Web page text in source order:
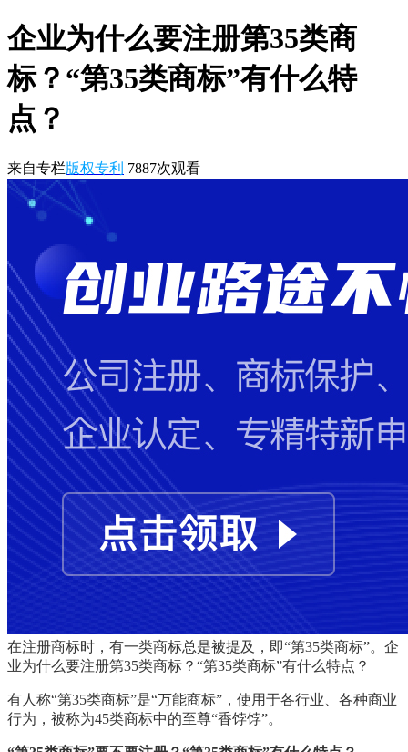
企业为什么要注册第35类商
标？“第35类商标”有什么特
点？
来自专栏版权专利 7887次观看
在注册商标时，有一类商标总是被提及，即“第35类商标”。企
业为什么要注册第35类商标？“第35类商标”有什么特点？
有人称“第35类商标”是“万能商标”，使用于各行业、各种商业
行为，被称为45类商标中的至尊“香饽饽”。